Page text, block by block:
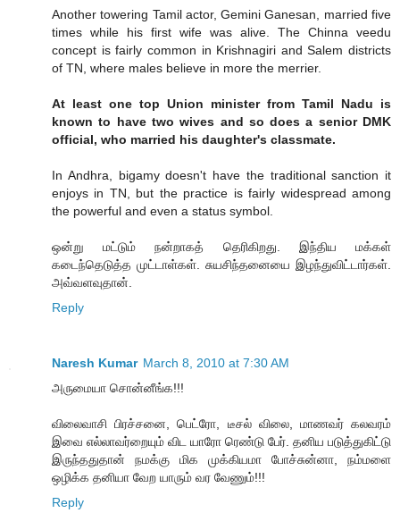
Another towering Tamil actor, Gemini Ganesan, married five
times while his first wife was alive. The Chinna veedu
concept is fairly common in Krishnagiri and Salem districts
of TN, where males believe in more the merrier.
At least one top Union minister from Tamil Nadu is
known to have two wives and so does a senior DMK
official, who married his daughter's classmate.
In Andhra, bigamy doesn't have the traditional sanction it
enjoys in TN, but the practice is fairly widespread among
the powerful and even a status symbol.
ஒன்று மட்டும் நன்றாகத் தெரிகிறது. இந்திய மக்கள்
கடைந்தெடுத்த முட்டாள்கள். சுயசிந்தனையை இழந்துவிட்டார்கள்.
அவ்வளவுதான்.
Reply
Naresh Kumar March 8, 2010 at 7:30 AM
அருமையா சொன்னீங்க!!!
விலைவாசி பிரச்சனை, பெட்ரோ, டீசல் விலை, மாணவர் கலவரம்
இவை எல்லாவர்றையும் விட யாரோ ரெண்டு பேர். தனிய படுத்துகிட்டு
இருந்ததுதான் நமக்கு மிக முக்கியமா போச்சுன்னா, நம்மளை
ஒழிக்க தனியா வேற யாரும் வர வேணும்!!!
Reply